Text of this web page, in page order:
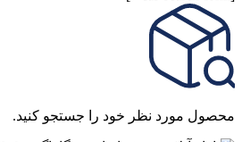
محصول مورد نظر خود را جستجو کنید.